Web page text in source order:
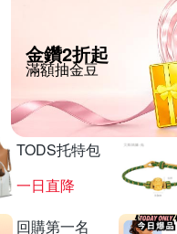
金鑽2折起
滿額抽金豆
TODS托特包
一日直降
回購第一名